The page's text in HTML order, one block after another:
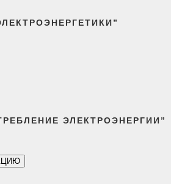
ЭЛЕКТРОЭНЕРГИИ”